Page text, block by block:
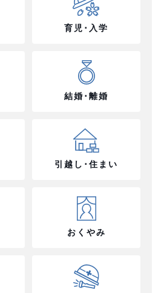
育児･入学
結婚･離婚
引越し･住まい
おくやみ